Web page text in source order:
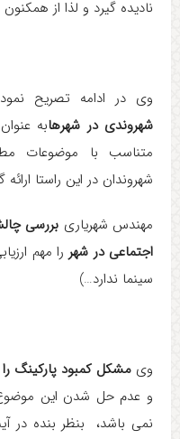
نادیده گیرد و لذا از
وی در ادامه تصریح نمود
شهروندی در شهرهابه
متناسب با موضوعات
شهروندان در این راستا ارائه
مهندس شهریاری بررسی
اجتماعی در شهر را مهم
سینما ندارد…(
ویمشکل کمبود پارکینگ
نمی باشد، بنظر بنده در